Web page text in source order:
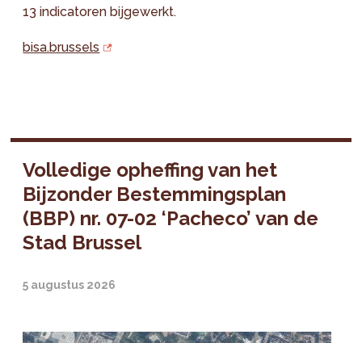
13 indicatoren bijgewerkt.
bisa.brussels
Volledige opheffing van het
Bijzonder Bestemmingsplan
(BBP) nr. 07-02 ‘Pacheco’ van de
Stad Brussel
5 augustus 2026